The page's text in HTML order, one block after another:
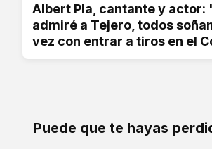
Albert Pla, cantante y actor:
admiré a Tejero, todos
vez con entrar a tiros en el
Puede que te hayas